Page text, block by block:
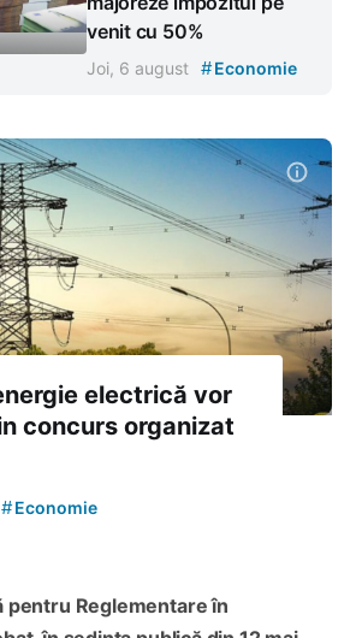
venit cu 50%
Joi, 6 august #Economie
electrică vor
concurs organizat
#Economie
pentru Reglementare în